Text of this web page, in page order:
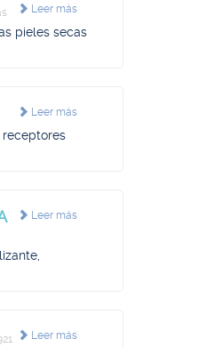
Leer más
pieles secas
Leer más
Leer más
Leer más